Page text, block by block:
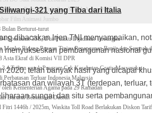
Bersatu Wujudkan Mudik Aman 2025
Film Animasi Jumbo
Bulan Berturut-turut
Spesimen TSL, Dua Pelaku Dijadikan Tersangka
Bidang Pangan Tinjau Penanganan Banjir dan Sampah
Asta Ekraf di Komisi VII DPR
Triliun untuk Program Cek Kesehatan Gratis Masyarakat
Terluar Indonesia Malaysia
Kementerian Agama pada 29 Ramadan
Darurat Bencana di Daerah
1446h / 2025m, Waskita Toll Road Berlakukan Diskon
321 yang Tiba dari Italia
dibacakan Irjen TNI menyampaikan,
pembangunan nasional
2020, telah banyak hasil yang dicapai
dan wilayah 3T (terdepan,
sungai dan situ serta